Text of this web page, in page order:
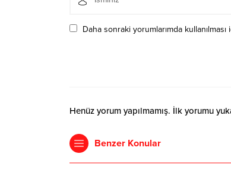
Daha sonraki yorumlarımda
Henüz yorum yapılmamış. İlk yorumu
Benzer Konular